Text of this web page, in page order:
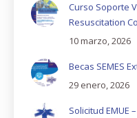
Curso Soporte
Resuscitation
10 marzo, 2026
Becas SEMES
29 enero, 2026
Solicitud EMUE